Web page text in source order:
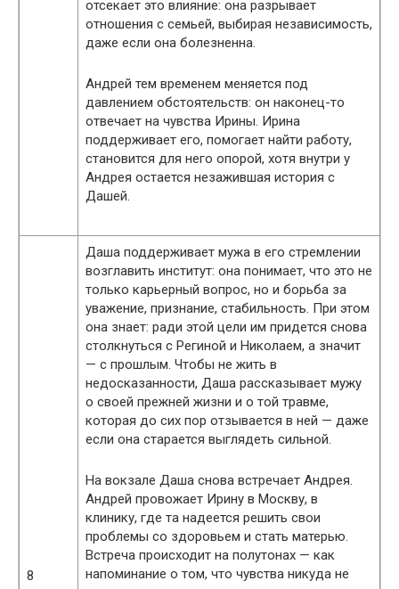
отсекает это влияние: она разрывает
отношения с семьей, выбирая независимость,
даже если она болезненна.
Андрей тем временем меняется под
давлением обстоятельств: он наконец-то
отвечает на чувства Ирины. Ирина
поддерживает его, помогает найти работу,
становится для него опорой, хотя внутри у
Андрея остается незажившая история с
Дашей.
8
Даша поддерживает мужа в его стремлении
возглавить институт: она понимает, что это не
только карьерный вопрос, но и борьба за
уважение, признание, стабильность. При этом
она знает: ради этой цели им придется снова
столкнуться с Региной и Николаем, а значит
— с прошлым. Чтобы не жить в
недосказанности, Даша рассказывает мужу
о своей прежней жизни и о той травме,
которая до сих пор отзывается в ней — даже
если она старается выглядеть сильной.
На вокзале Даша снова встречает Андрея.
Андрей провожает Ирину в Москву, в
клинику, где та надеется решить свои
проблемы со здоровьем и стать матерью.
Встреча происходит на полутонах — как
напоминание о том, что чувства никуда не